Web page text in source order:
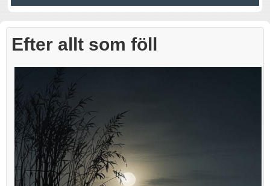
MINA MASKER
KREAKTIVITETEN
KONTAKT
Efter allt som föll